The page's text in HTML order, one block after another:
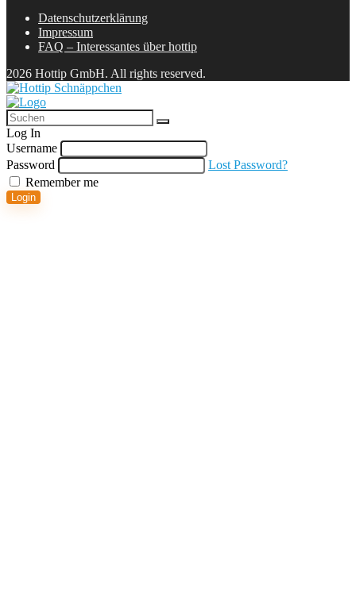
Datenschutzerklärung
Impressum
FAQ – Interessantes über hottip
2026 Hottip GmbH. All rights reserved.
Log In
Username
Password
Lost Password?
Remember me
Login